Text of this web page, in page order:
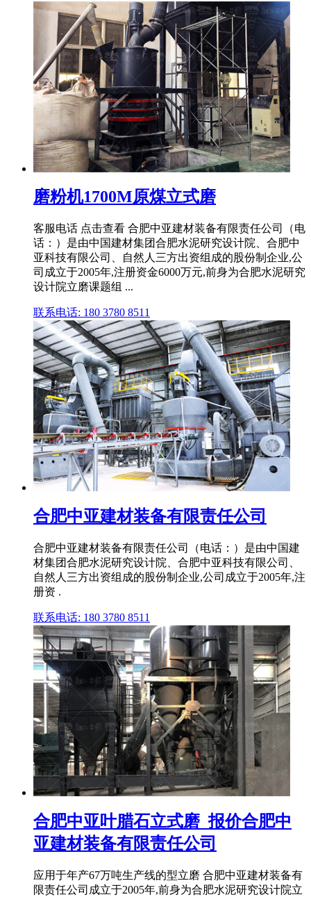
磨粉机1700M原煤立式磨
客服电话 点击查看 合肥中亚建材装备有限责任公司（电
话：）是由中国建材集团合肥水泥研究设计院、合肥中
亚科技有限公司、自然人三方出资组成的股份制企业,公
司成立于2005年,注册资金6000万元,前身为合肥水泥研究
设计院立磨课题组 ...
联系电话: 180 3780 8511
合肥中亚建材装备有限责任公司
合肥中亚建材装备有限责任公司（电话：）是由中国建
材集团合肥水泥研究设计院、合肥中亚科技有限公司、
自然人三方出资组成的股份制企业,公司成立于2005年,注
册资 .
联系电话: 180 3780 8511
合肥中亚叶腊石立式磨_报价合肥中
亚建材装备有限责任公司
应用于年产67万吨生产线的型立磨 合肥中亚建材装备有
限责任公司成立于2005年,前身为合肥水泥研究设计院立